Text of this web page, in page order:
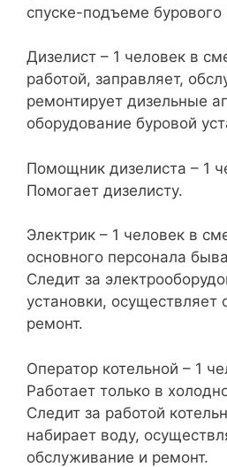
спуске-подъеме бурового
Дизелист – 1 человек в
работой, заправляет,
ремонтирует дизельные
оборудование буровой
Помощник дизелиста – 1
Помогает дизелисту.
Электрик – 1 человек в
основного персонала
Следит за
установки, осуществляет
ремонт.
Оператор котельной – 1
Работает только в
Следит за работой
набирает воду,
обслуживание и ремонт.